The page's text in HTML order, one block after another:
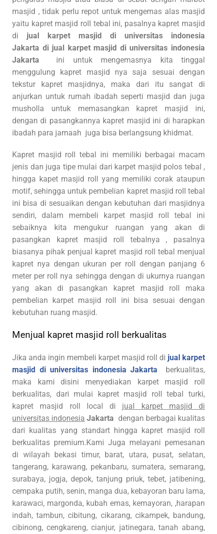
masjid , tidak perlu repot untuk mengemas alas masjid
yaitu kapret masjid roll tebal ini, pasalnya kapret masjid
di jual karpet masjid di universitas indonesia
Jakarta di jual karpet masjid di universitas indonesia
Jakarta ini untuk mengemasnya kita tinggal
menggulung kapret masjid nya saja sesuai dengan
tekstur kapret masjidnya, maka dari itu sangat di
anjurkan untuk rumah ibadah seperti masjid dan juga
musholla untuk memasangkan kapret masjid ini,
dengan di pasangkannya kapret masjid ini di harapkan
ibadah para jamaah juga bisa berlangsung khidmat.
Kapret masjid roll tebal ini memiliki berbagai macam
jenis dan juga tipe mulai dari karpet masjid polos tebal ,
hingga kapet masjid roll yang memiliki corak ataupun
motif, sehingga untuk pembelian kapret masjid roll tebal
ini bisa di sesuaikan dengan kebutuhan dari masjidnya
sendiri, dalam membeli karpet masjid roll tebal ini
sebaiknya kita mengukur ruangan yang akan di
pasangkan kapret masjid roll tebalnya , pasalnya
biasanya pihak penjual kapret masjid roll tebal menjual
kapret nya dengan ukuran per roll dengan panjang 6
meter per roll nya sehingga dengan di ukurnya ruangan
yang akan di pasangkan kapret masjid roll maka
pembelian karpet masjid roll ini bisa sesuai dengan
kebutuhan ruang masjid.
Menjual kapret masjid roll berkualitas
Jika anda ingin membeli karpet masjid roll di jual karpet
masjid di universitas indonesia Jakarta berkualitas,
maka kami disini menyediakan karpet masjid roll
berkualitas, dari mulai kapret masjid roll tebal turki,
kapret masjid roll local di jual karpet masjid di
universitas indonesia Jakarta dengan berbagai kualitas
dari kualitas yang standart hingga kapret masjid roll
berkualitas premium.Kami Juga melayani pemesanan
di wilayah bekasi timur, barat, utara, pusat, selatan,
tangerang, karawang, pekanbaru, sumatera, semarang,
surabaya, jogja, depok, tanjung priuk, tebet, jatibening,
cempaka putih, senin, manga dua, kebayoran baru lama,
karawaci, margonda, kubah emas, kemayoran, ,harapan
indah, tambun, cibitung, cikarang, cikampek, bandung,
cibinong, cengkareng, cianjur, jatinegara, tanah abang,